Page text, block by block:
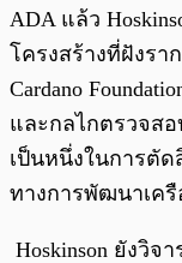
ADA แล้ว
โครงสร้างที่ฝังรา
Cardano
และกลไกตรวจส
เป็นหนึ่งในการตั
ทางการพัฒนาเครื
Hoskinson ยังวิ